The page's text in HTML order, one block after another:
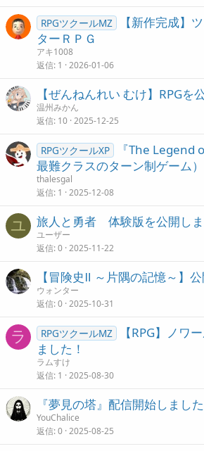
RPGツクールMZ
【新作完成】
ターＲＰＧ
アキ1008
返信 1 2026-01-06
【ぜんねんれい むけ】RPGを
温州みかん
返信 10 2025-12-25
RPGツクールXP
『The Legend
最難クラスのターン制ゲーム）
thalesgal
返信 1 2025-12-08
ユ 旅人と勇者 体験版を公開しま
ユーザー
返信 0 2025-11-22
【冒険史Ⅱ ～片隅の記憶～】
ウォンター
返信 0 2025-10-31
ラ RPGツクールMZ
【RPG】ノワ
ました！
ラムすけ
返信 1 2025-08-30
『夢見の塔』配信開始しました
YouChalice
返信 0 2025-08-25